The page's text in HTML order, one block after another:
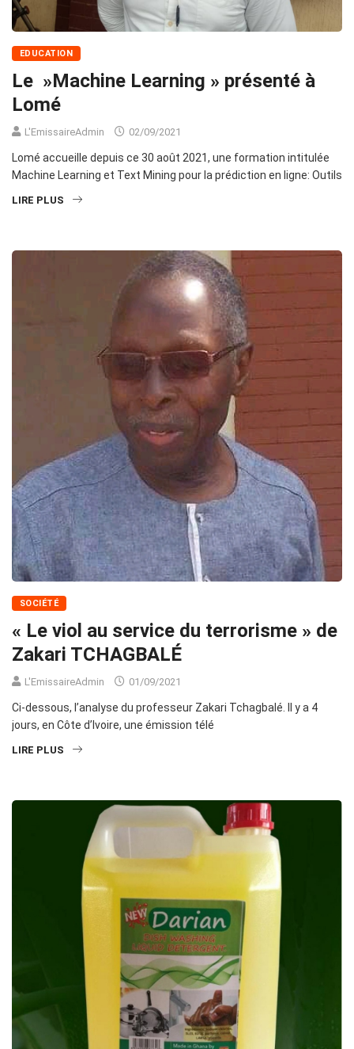
EDUCATION
Le »Machine Learning » présenté à
Lomé
L'EmissaireAdmin 02/09/2021
Lomé accueille depuis ce 30 août 2021, une formation intitulée
Machine Learning et Text Mining pour la prédiction en ligne: Outils
LIRE PLUS
SOCIÉTÉ
« Le viol au service du terrorisme » de
Zakari TCHAGBALÉ
L'EmissaireAdmin 01/09/2021
Ci-dessous, l’analyse du professeur Zakari Tchagbalé. Il y a 4
jours, en Côte d’Ivoire, une émission télé
LIRE PLUS